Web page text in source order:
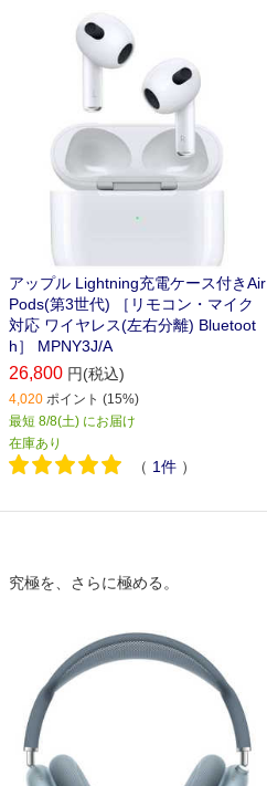
アップル Lightning充電ケース付きAir
Pods(第3世代) ［リモコン・マイク
対応 ワイヤレス(左右分離) Bluetoot
h］ MPNY3J/A
26,800 円(税込)
4,020 ポイント (15%)
最短 8/8(土) にお届け
在庫あり
（ 1件 ）
究極を、さらに極める。